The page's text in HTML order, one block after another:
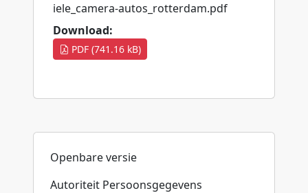
iele_camera-autos_rotterdam.pdf
Download:
PDF (741.16 kB)
Openbare versie
Autoriteit Persoonsgegevens